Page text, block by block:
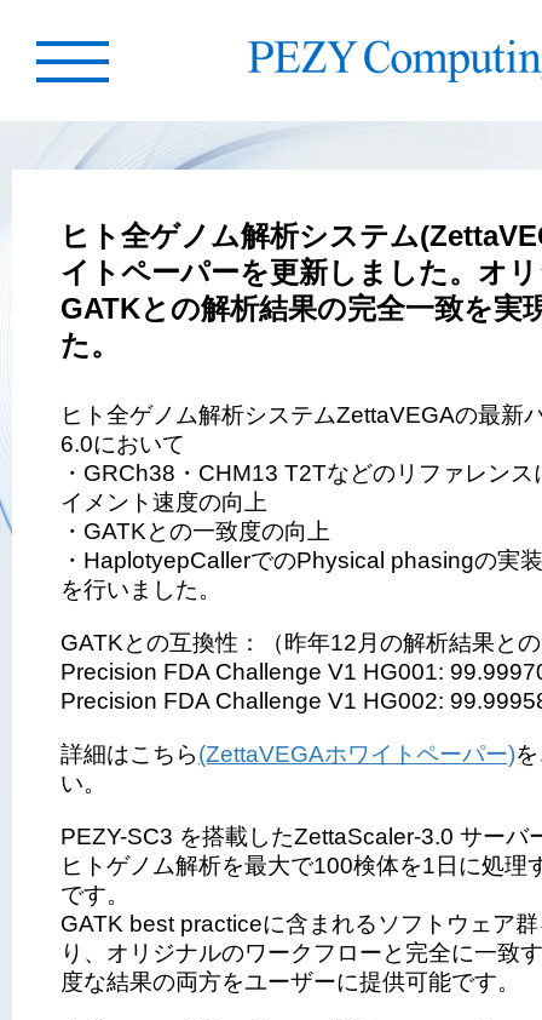
ヒト全ゲノム解析システム
イトペーパーを更新しました。オ
GATKとの解析結果の完全一致を実
た。
ヒト全ゲノム解析システムZettaVEGAの最新
6.0において
・GRCh38・CHM13 T2Tなどのリファレンス
イメント速度の向上
・GATKとの一致度の向上
・HaplotyepCallerでのPhysical phasingの実装
を行いました。
GATKとの互換性：（昨年12月の解析結果と
Precision FDA Challenge V1 HG001:
Precision FDA Challenge V1 HG002:
詳細はこちら(ZettaVEGAホワイトペーパー)
い。
PEZY-SC3 を搭載したZettaScaler-3.0 サーバ
ヒトゲノム解析を最大で100検体を1日に処理
です。
GATK best practiceに含まれるソフトウェア
り、オリジナルのワークフローと完全に一致
度な結果の両方をユーザーに提供可能です。